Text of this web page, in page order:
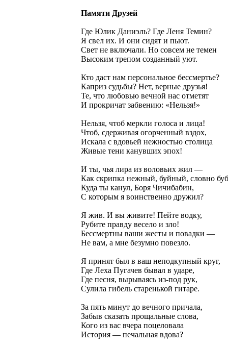
Памяти Друзей
Где Юлик Даниэль? Где Леня Темин?
Я свел их. И они сидят и пьют.
Свет не включали. Но совсем не темен
Высоким трепом созданный уют.
Кто даст нам персональное бессмертье?
Каприз судьбы? Нет, верные друзья!
Те, что любовью вечной нас отметят
И прокричат забвению: «Нельзя!»
Нельзя, чтоб меркли голоса и лица!
Чтоб, сдерживая огорченный вздох,
Искала с вдовьей нежностью столица
Живые тени канувших эпох!
И ты, чья лира из воловьих жил —
Как скрипка нежный, буйный, словно
Куда ты канул, Боря Чичибабин,
С которым я воинственно дружил?
Я жив. И вы живите! Пейте водку,
Рубите правду весело и зло!
Бессмертны ваши жесты и повадки —
Не вам, а мне безумно повезло.
Я принят был в ваш неподкупный круг,
Где Леха Пугачев бывал в ударе,
Где песня, вырываясь из-под рук,
Сулила гибель старенькой гитаре.
За пять минут до вечного причала,
Забыв сказать прощальные слова,
Кого из вас вчера поцеловала
История — печальная вдова?